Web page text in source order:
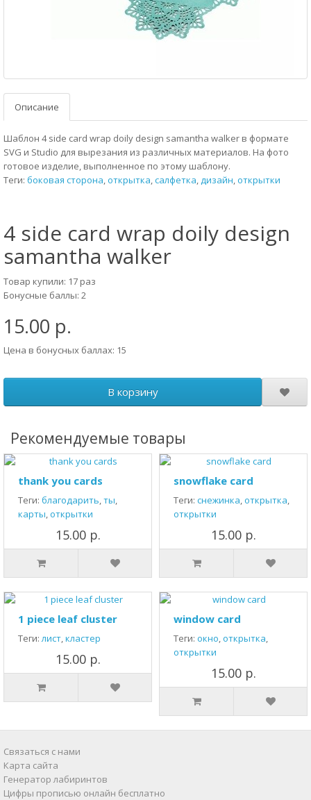
Описание
Шаблон 4 side card wrap doily design samantha walker в формате
SVG и Studio для вырезания из различных материалов. На фото
готовое изделие, выполненное по этому шаблону.
Теги: боковая сторона,открытка,салфетка,дизайн,открытки
4 side card wrap doily design
samantha walker
Товар купили: 17 раз
Бонусные баллы: 2
15.00 р.
Цена в бонусных баллах: 15
В корзину
Рекомендуемые товары
thank you cards
Теги: благодарить,ты,
карты,открытки
15.00 р.
snowflake card
Теги: снежинка,открытка,
открытки
15.00 р.
1 piece leaf cluster
Теги:лист,кластер
15.00 р.
window card
Теги: окно,открытка,
открытки
15.00 р.
Связаться с нами
Карта сайта
Генератор лабиринтов
Цифры прописью онлайн бесплатно